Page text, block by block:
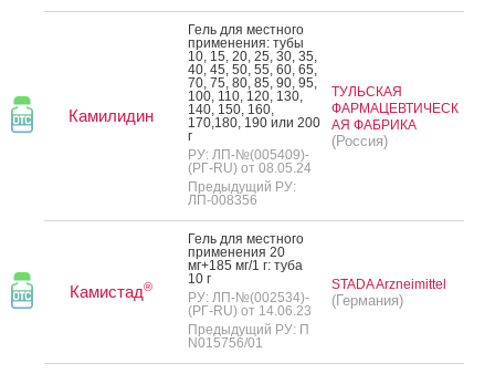
Камилидин
Гель для мес­тно­го
при­мене­ния: ту­бы
10, 15, 20, 25, 30, 35,
40, 45, 50, 55, 60, 65,
70, 75, 80, 85, 90, 95,
100, 110, 120, 130,
140, 150, 160,
170,180, 190 или 200
г
РУ: ЛП-№(005409)-
(РГ-RU) от 08.05.24
Предыдущий РУ:
ЛП-008356
ТУЛЬСКАЯ
ФАРМАЦЕВТИЧЕСК
АЯ ФАБРИКА
(Россия)
Камистад®
Гель для мес­тно­го
при­мене­ния 20
мг+185 мг/1 г: ту­ба
10 г
РУ: ЛП-№(002534)-
(РГ-RU) от 14.06.23
Предыдущий РУ: П
N015756/01
STADA Arzneimittel
(Германия)